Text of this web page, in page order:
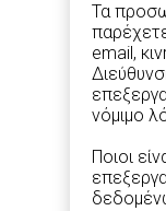
Τα
email,
νόμιμο
Ποιοι